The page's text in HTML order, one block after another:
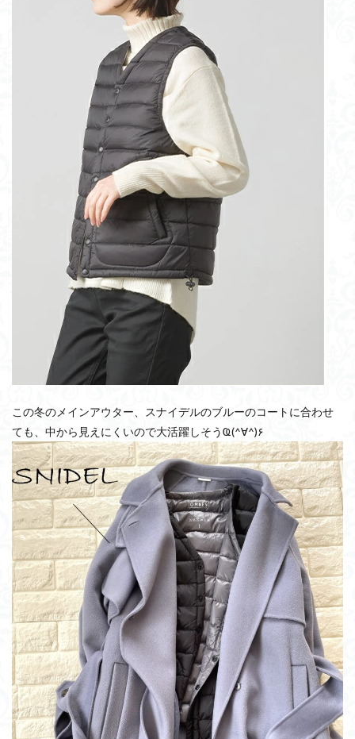
この冬のメインアウター、スナイデルのブルーのコートに合わせ
ても、中から見えにくいので大活躍しそうҨ(^∀^)۶